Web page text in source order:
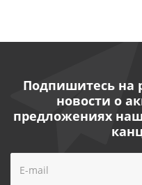
Подпишитесь на
новости о
предложениях